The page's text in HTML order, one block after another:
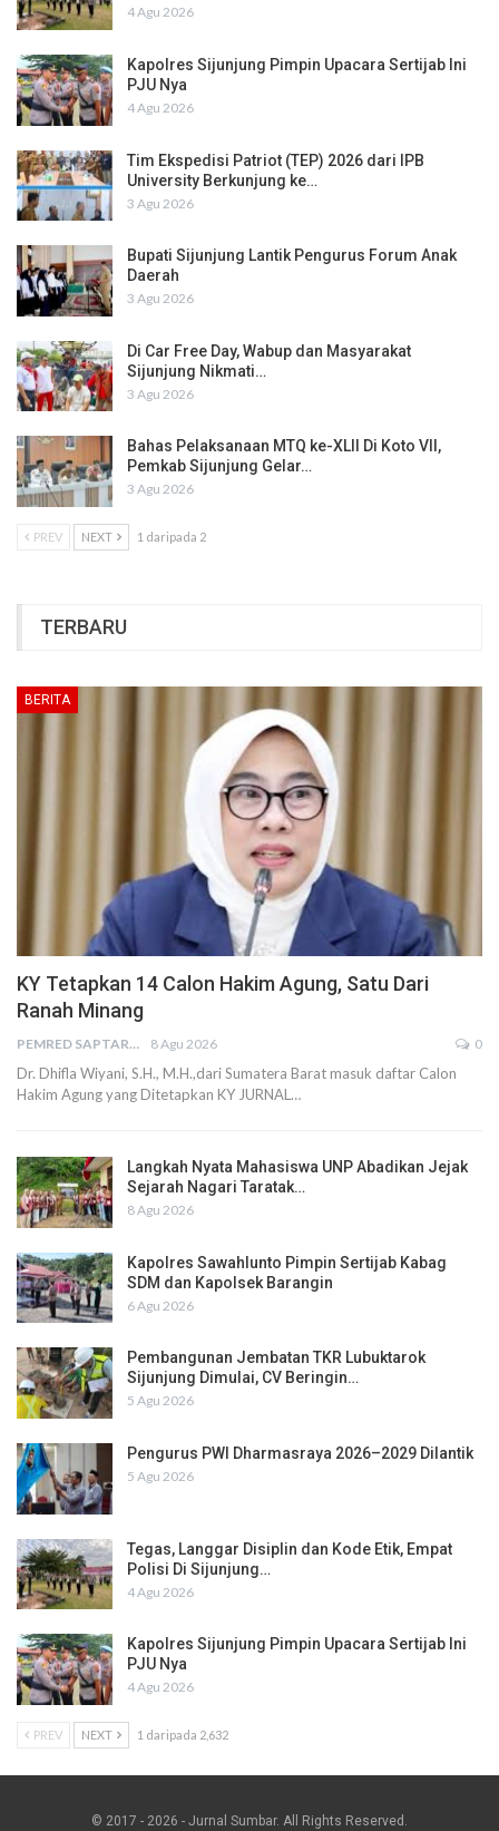
4 Agu 2026
Kapolres Sijunjung Pimpin Upacara Sertijab Ini
PJU Nya
4 Agu 2026
Tim Ekspedisi Patriot (TEP) 2026 dari IPB
University Berkunjung ke…
3 Agu 2026
Bupati Sijunjung Lantik Pengurus Forum Anak
Daerah
3 Agu 2026
Di Car Free Day, Wabup dan Masyarakat
Sijunjung Nikmati…
3 Agu 2026
Bahas Pelaksanaan MTQ ke-XLII Di Koto VII,
Pemkab Sijunjung Gelar…
3 Agu 2026
PREV NEXT 1 daripada 2
TERBARU
BERITA
KY Tetapkan 14 Calon Hakim Agung, Satu Dari
Ranah Minang
PEMRED SAPTARIUS 8 Agu 2026 0
Dr. Dhifla Wiyani, S.H., M.H.,dari Sumatera Barat masuk daftar Calon
Hakim Agung yang Ditetapkan KY JURNAL…
Langkah Nyata Mahasiswa UNP Abadikan Jejak
Sejarah Nagari Taratak…
8 Agu 2026
Kapolres Sawahlunto Pimpin Sertijab Kabag
SDM dan Kapolsek Barangin
6 Agu 2026
Pembangunan Jembatan TKR Lubuktarok
Sijunjung Dimulai, CV Beringin…
5 Agu 2026
Pengurus PWI Dharmasraya 2026–2029 Dilantik
5 Agu 2026
Tegas, Langgar Disiplin dan Kode Etik, Empat
Polisi Di Sijunjung…
4 Agu 2026
Kapolres Sijunjung Pimpin Upacara Sertijab Ini
PJU Nya
4 Agu 2026
PREV NEXT 1 daripada 2,632
© 2017 - 2026 - Jurnal Sumbar. All Rights Reserved.